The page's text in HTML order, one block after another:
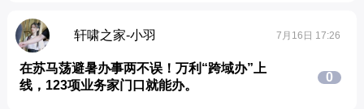
轩啸之家-小羽 7月16日 17:26
在苏马荡避暑办事两不误！万利“跨域办”上
线，123项业务家门口就能办。
0